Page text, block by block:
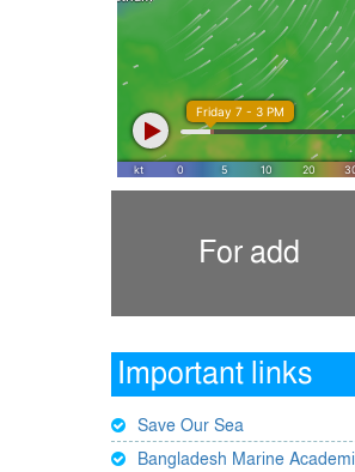
For add
Important links
Save Our Sea
Bangladesh Marine Academi